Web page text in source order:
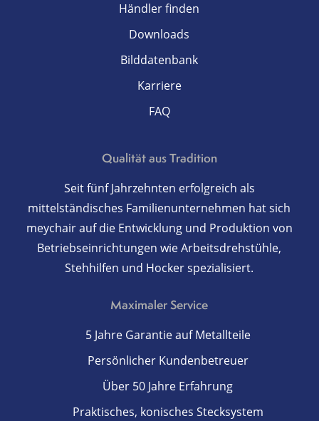
Händler finden
Downloads
Bilddatenbank
Karriere
FAQ
Qualität aus Tradition
Seit fünf Jahrzehnten erfolgreich als
mittelständisches Familienunternehmen hat sich
meychair auf die Entwicklung und Produktion von
Betriebseinrichtungen wie Arbeitsdrehstühle,
Stehhilfen und Hocker spezialisiert.
Maximaler Service
5 Jahre Garantie auf Metallteile
Persönlicher Kundenbetreuer
Über 50 Jahre Erfahrung
Praktisches, konisches Stecksystem